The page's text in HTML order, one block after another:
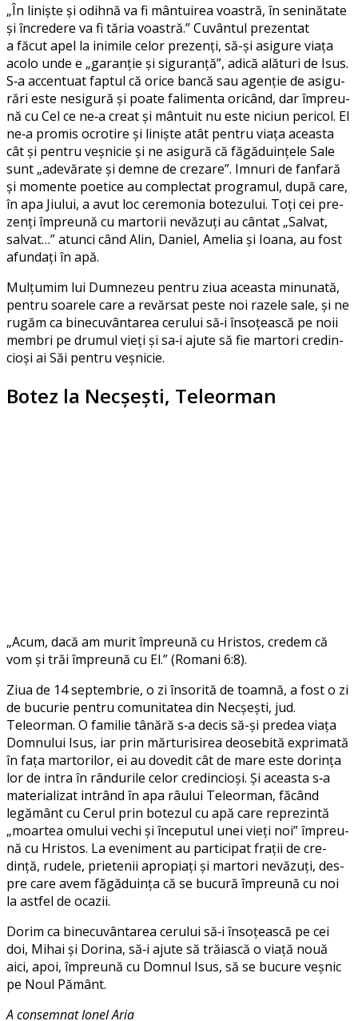
„În lini­ş­te şi odih­nă va fi mân­tu­i­rea voas­tră, în seni­nă­ta­te
şi încre­de­re va fi tăria voas­tră.” Cuvântul pre­zen­tat
a făcut apel la ini­mi­le celor pre­zenţi, să-și asi­gu­re via­ţa
aco­lo unde e „garanţie şi sigu­ranţă”, adi­că ală­tu­ri de Isus.
S‑a accen­tu­at fap­tul că ori­ce ban­că sau agen­ție de asi­gu­
rări este nesi­gu­ră şi poa­te fali­men­ta ori­când, dar împre­u­
nă cu Cel ce ne‑a cre­at şi mân­tu­it nu este niciun peri­col. El
ne‑a pro­mis ocro­ti­re şi lini­ş­te atât pen­tru via­ţa aceas­ta
cât și pen­tru veş­ni­cie şi ne asi­gu­ră că făgă­du­inţe­le Sale
sunt „ade­vă­ra­te şi dem­ne de cre­za­re”. Imnuri de fan­fa­ră
şi momen­te poe­ti­ce au com­plec­tat pro­gra­mul, după care,
în apa Jiului, a avut loc cere­mo­n­ia bote­zu­lui. Toţi cei pre­
zenţi împre­u­nă cu mar­to­rii nevă­zu­ţi au cân­tat „Salvat,
sal­vat…” atunci când Alin, Daniel, Amelia şi Ioana, au fost
afun­da­ţi în apă.
Mulţumim lui Dumnezeu pen­tru ziua aceas­ta minu­na­tă,
pen­tru soa­re­le care a revăr­sat pes­te noi raze­le sale, şi ne
rugăm ca bine­cu­vân­ta­rea ceru­lui să‑i însoţeas­că pe noii
mem­bri pe dru­mul vieţi şi sa‑i aju­te să fie mar­tori cre­din­
cioşi ai Săi pen­tru veşnicie.
Botez la Necșești, Teleorman
„Acum, dacă am murit împre­u­nă cu Hristos, cre­dem că
vom şi trăi împre­u­nă cu El.” (Romani 6:8).
Ziua de 14 sep­tem­brie, o zi înso­ri­tă de toam­nă, a fost o zi
de bucu­rie pen­tru comu­ni­ta­tea din Necşeşti, jud.
Teleorman. O fami­lie tână­ră s‑a decis să-şi pre­dea via­ţa
Domnului Isus, iar prin măr­tu­ri­si­rea deo­se­bi­tă expri­ma­tă
în faţa mar­to­ri­lor, ei au dove­dit cât de mare este dorinţa
lor de intra în rân­du­ri­le celor cre­din­cioşi. Şi aceas­ta s‑a
mate­ria­li­zat intrând în apa râu­lui Teleorman, făcând
legământ cu Cerul prin bote­zul cu apă care repre­zin­tă
„moar­tea omu­lui vechi şi înce­pu­tul unei vieţi noi” împre­u­
nă cu Hristos. La eve­ni­ment au par­ti­ci­pat fra­ţii de cre­
dinţă, rude­le, pri­e­te­nii apro­pi­a­ţi şi mar­tori nevă­zu­ţi, des­
pre care avem făgă­du­in­ța că se bucu­ră împre­u­nă cu noi
la ast­fel de ocazii.
Dorim ca bine­cu­vân­ta­rea ceru­lui să‑i însoţeas­că pe cei
doi, Mihai şi Dorina, să‑i aju­te să tră­i­as­că o via­ţă nouă
aici, apoi, împre­u­nă cu Domnul Isus, să se bucu­re veş­nic
pe Noul Pământ.
A con­sem­nat Ionel Aria